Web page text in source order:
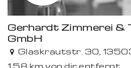
Gerhardt Zimmerei &
GmbH
Glaskrautstr. 30,
1,58 km von dir entfernt